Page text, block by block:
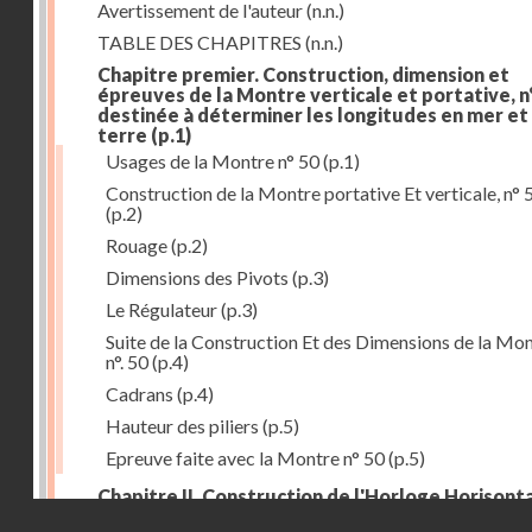
Avertissement de l'auteur(n.n.)
TABLE DES CHAPITRES (n.n.)
Chapitre premier. Construction, dimension et
épreuves de la Montre verticale et portative,
destinée à déterminer les longitudes en mer et
terre (p.1)
Usages de la Montre n° 50(p.1)
Construction de la Montre portative Et verticale, n°
(p.2)
Rouage(p.2)
Dimensions des Pivots (p.3)
Le Régulateur(p.3)
Suite de la Construction Et des Dimensions de la
n°. 50(p.4)
Cadrans (p.4)
Hauteur des piliers (p.5)
Epreuve faite avec la Montre n° 50(p.5)
Chapitre II. Construction de l'Horloge